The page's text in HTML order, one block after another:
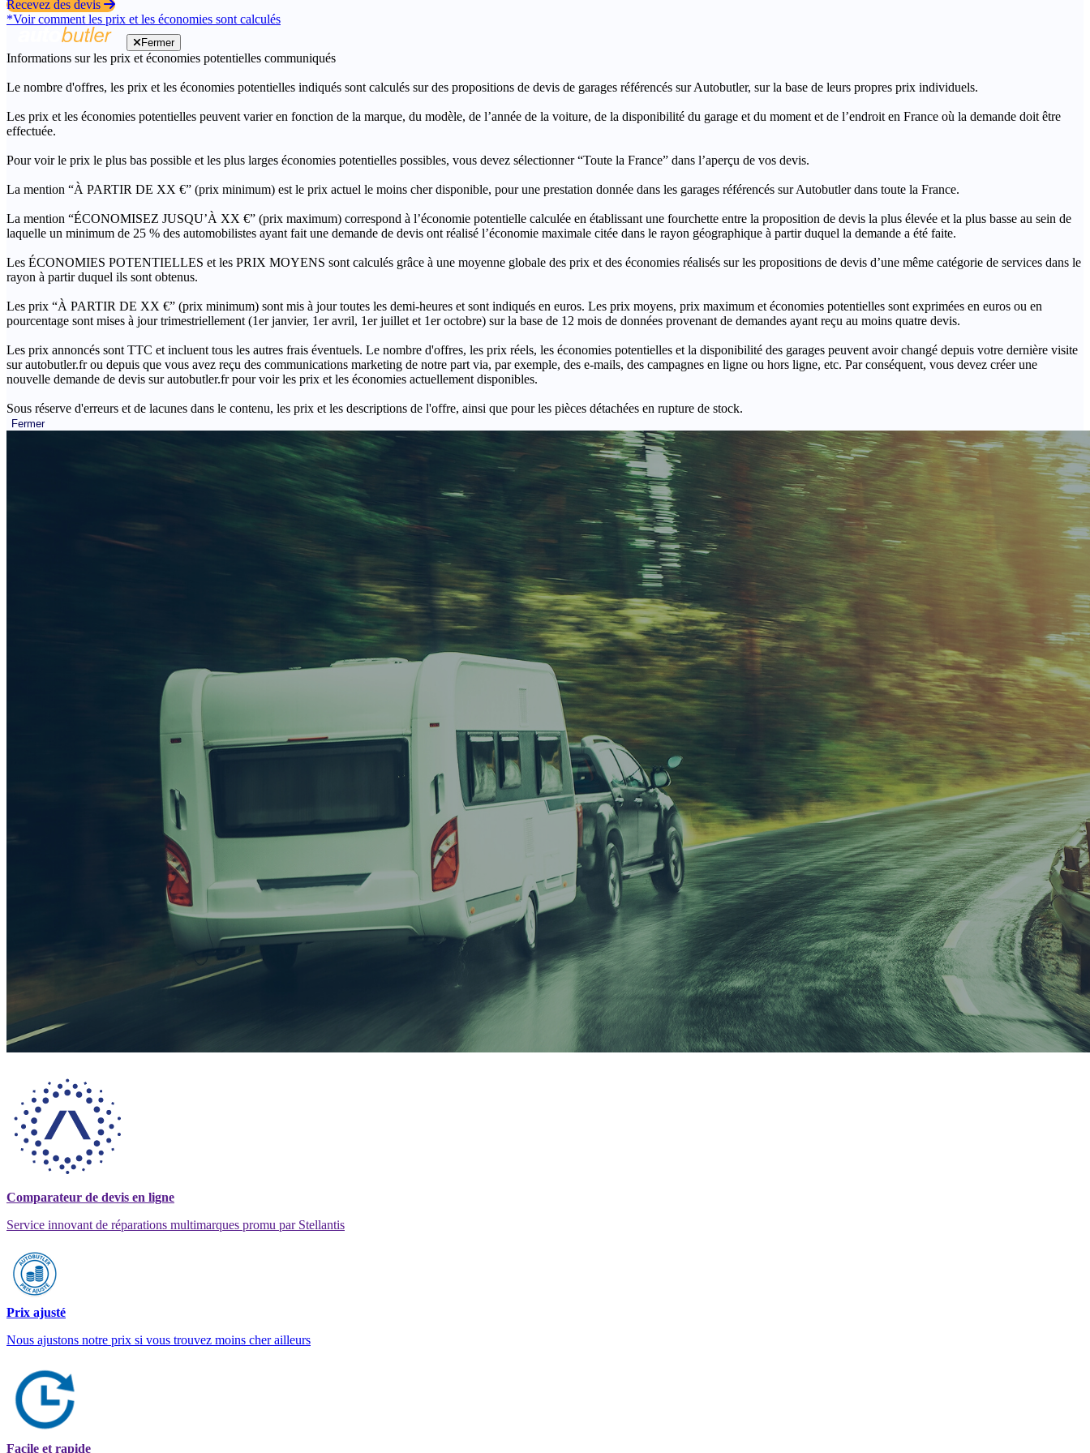
Recevez des devis
*Voir comment les prix et les économies sont calculés
Fermer
Informations sur les prix et économies potentielles communiqués
Le nombre d'offres, les prix et les économies potentielles indiqués sont calculés sur des propositions de devis de garages référencés sur Autobutler, sur la base de leurs propres prix individuels.
Les prix et les économies potentielles peuvent varier en fonction de la marque, du modèle, de l’année de la voiture, de la disponibilité du garage et du moment et de l’endroit en France où la demande doit être
effectuée.
Pour voir le prix le plus bas possible et les plus larges économies potentielles possibles, vous devez sélectionner “Toute la France” dans l’aperçu de vos devis.
La mention “À PARTIR DE XX €” (prix minimum) est le prix actuel le moins cher disponible, pour une prestation donnée dans les garages référencés sur Autobutler dans toute la France.
La mention “ÉCONOMISEZ JUSQU’À XX €” (prix maximum) correspond à l’économie potentielle calculée en établissant une fourchette entre la proposition de devis la plus élevée et la plus basse au sein de
laquelle un minimum de 25 % des automobilistes ayant fait une demande de devis ont réalisé l’économie maximale citée dans le rayon géographique à partir duquel la demande a été faite.
Les ÉCONOMIES POTENTIELLES et les PRIX MOYENS sont calculés grâce à une moyenne globale des prix et des économies réalisés sur les propositions de devis d’une même catégorie de services dans le
rayon à partir duquel ils sont obtenus.
Les prix “À PARTIR DE XX €” (prix minimum) sont mis à jour toutes les demi-heures et sont indiqués en euros. Les prix moyens, prix maximum et économies potentielles sont exprimées en euros ou en
pourcentage sont mises à jour trimestriellement (1er janvier, 1er avril, 1er juillet et 1er octobre) sur la base de 12 mois de données provenant de demandes ayant reçu au moins quatre devis.
Les prix annoncés sont TTC et incluent tous les autres frais éventuels. Le nombre d'offres, les prix réels, les économies potentielles et la disponibilité des garages peuvent avoir changé depuis votre dernière visite
sur autobutler.fr ou depuis que vous avez reçu des communications marketing de notre part via, par exemple, des e-mails, des campagnes en ligne ou hors ligne, etc. Par conséquent, vous devez créer une
nouvelle demande de devis sur autobutler.fr pour voir les prix et les économies actuellement disponibles.
Sous réserve d'erreurs et de lacunes dans le contenu, les prix et les descriptions de l'offre, ainsi que pour les pièces détachées en rupture de stock.
Fermer
Comparateur de devis en ligne
Service innovant de réparations multimarques promu par Stellantis
Prix ajusté
Nous ajustons notre prix si vous trouvez moins cher ailleurs
Facile et rapide